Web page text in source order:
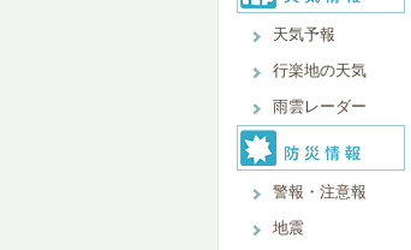
天気予報
行楽地の天気
雨雲レーダー
警報・注意報
地震